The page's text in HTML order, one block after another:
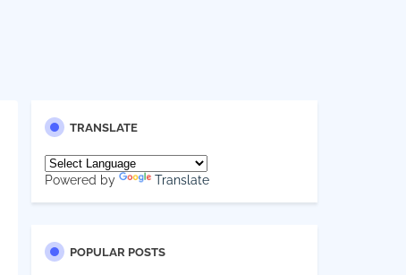
TRANSLATE
Powered by Translate
POPULAR POSTS